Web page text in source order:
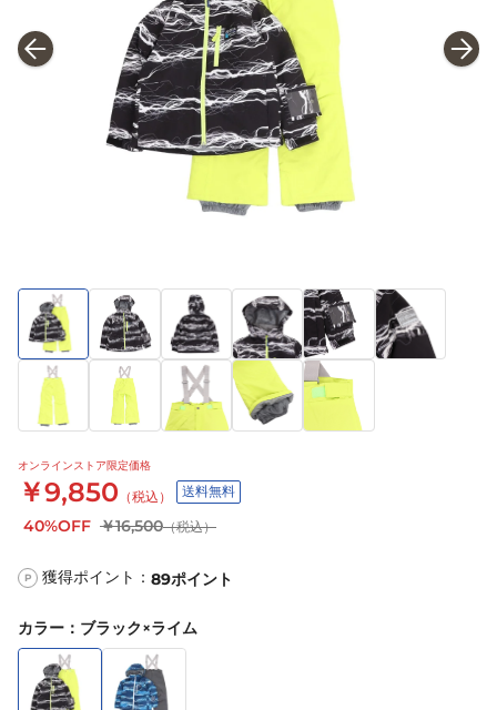
オンラインストア限定価格
￥9,850 （税込） 送料無料
40%OFF ￥16,500（税込）
P 獲得ポイント： 89ポイント
カラー ： ブラック×ライム